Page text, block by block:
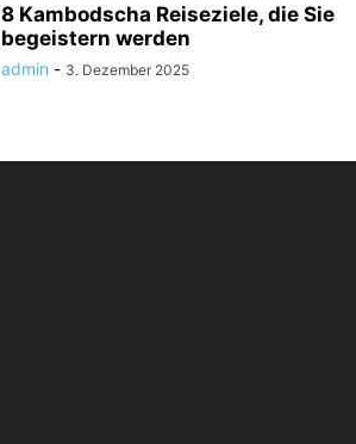
8 Kambodscha Reiseziele, die Sie
begeistern werden
admin - 3. Dezember 2025